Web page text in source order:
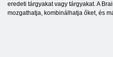
eredeti tárgyakat vagy tárgyakat. A
mozgathatja, kombinálhatja őket, és